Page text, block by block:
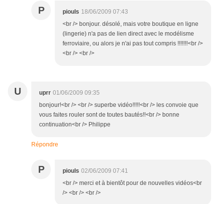
P piouls 18/06/2009 07:43
<br /> bonjour. désolé, mais votre boutique en ligne
(lingerie) n'a pas de lien direct avec le modélisme
ferroviaire, ou alors je n'ai pas tout compris !!!!!!!<br />
<br /> <br />
U uprr 01/06/2009 09:35
bonjour!<br /> <br /> superbe vidéo!!!!!<br /> les convoie que
vous faites rouler sont de toutes bautés!!<br /> bonne
continuation<br /> Philippe
Répondre
P piouls 02/06/2009 07:41
<br /> merci et à bientôt pour de nouvelles vidéos<br
/> <br /> <br />